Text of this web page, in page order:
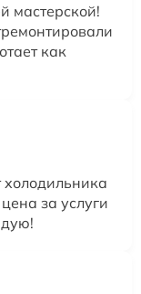
мастерской!
как
за услуги